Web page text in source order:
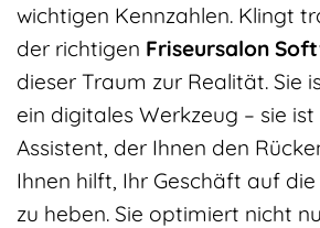
wichtigen Kennzahlen. Klingt
der richtigen Friseursalon
dieser Traum zur Realität. Sie
ein digitales Werkzeug – sie
Assistent, der Ihnen den
Ihnen hilft, Ihr Geschäft auf
zu heben. Sie optimiert nicht